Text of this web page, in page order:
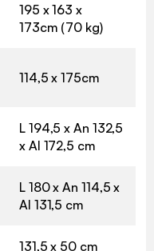
195 x 163 x
173cm (70 kg)
114,5 x 175cm
L 194,5 x An 132,5
x Al 172,5 cm
L 180 x An 114,5 x
Al 131,5 cm
131,5 x 50 cm